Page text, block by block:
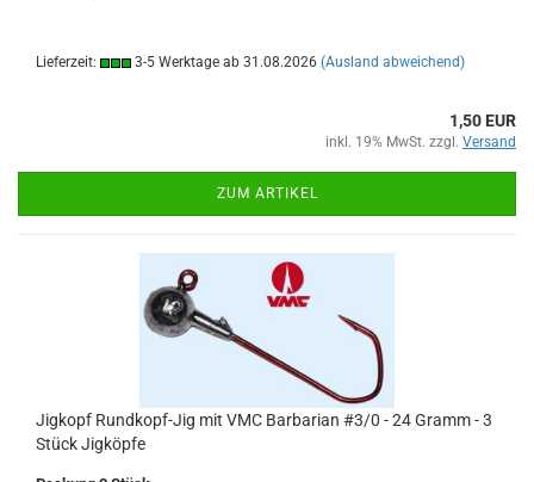
Lieferzeit: 3-5 Werktage ab 31.08.2026 (Ausland abweichend)
1,50 EUR
inkl. 19% MwSt. zzgl. Versand
ZUM ARTIKEL
Jigkopf Rundkopf-Jig mit VMC Barbarian #3/0 - 24 Gramm - 3
Stück Jigköpfe